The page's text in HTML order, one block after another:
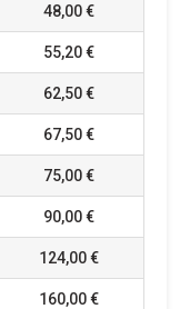
48,00 €
55,20 €
62,50 €
67,50 €
75,00 €
90,00 €
124,00 €
160,00 €